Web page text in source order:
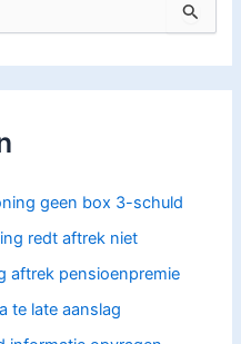
geen box 3-schuld
redt aftrek niet
aftrek pensioenpremie
te late aanslag